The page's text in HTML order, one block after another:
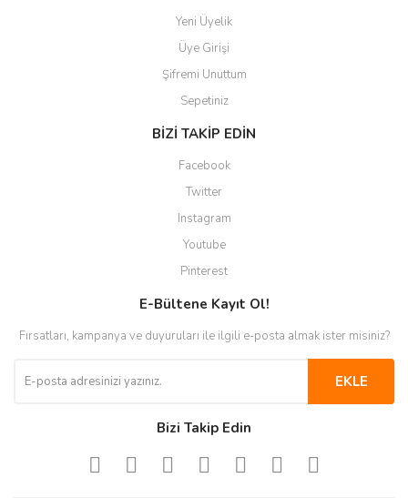
Yeni Üyelik
Üye Girişi
Şifremi Unuttum
Sepetiniz
BİZİ TAKİP EDİN
Facebook
Twitter
Instagram
Youtube
Pinterest
E-Bültene Kayıt Ol!
Fırsatları, kampanya ve duyuruları ile ilgili e-posta almak ister misiniz?
EKLE
Bizi Takip Edin